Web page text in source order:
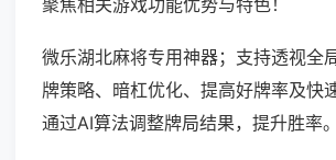
聚焦相关游戏功能优势与特色！
微乐湖北麻将专用神器；支持透视全
牌策略、暗杠优化、提高好牌率及快
通过AI算法调整牌局结果，提升胜率。